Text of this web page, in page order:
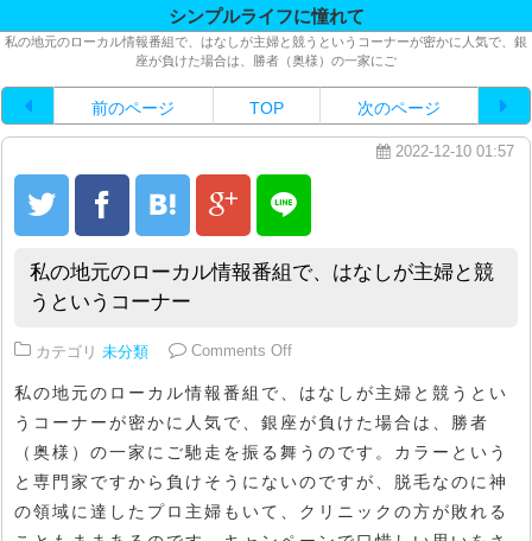
シンプルライフに憧れて
私の地元のローカル情報番組で、はなしが主婦と競うというコーナーが密かに人気で、銀
座が負けた場合は、勝者（奥様）の一家にご
前のページ TOP 次のページ
2022-12-10 01:57
私の地元のローカル情報番組で、はなしが主婦と競
うというコーナー
カテゴリ 未分類 Comments Offon 私の地元のローカル情報番組
私の地元のローカル情報番組で、はなしが主婦と競うとい
うコーナーが密かに人気で、銀座が負けた場合は、勝者
（奥様）の一家にご馳走を振る舞うのです。カラーという
と専門家ですから負けそうにないのですが、脱毛なのに神
の領域に達したプロ主婦もいて、クリニックの方が敗れる